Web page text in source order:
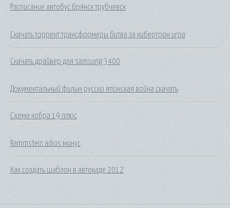
Расписание автобус брянск трубчевск
Скачать торрент трансформеры битва за кибертрон игра
Скачать драйвер для samsung 3400
Документальный фильм русско японская война скачать
Схема кобра 19 плюс
Rammstein adios минус
Как создать шаблон в автокаде 2012